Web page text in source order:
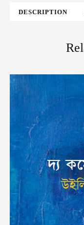
DESCRIPTION